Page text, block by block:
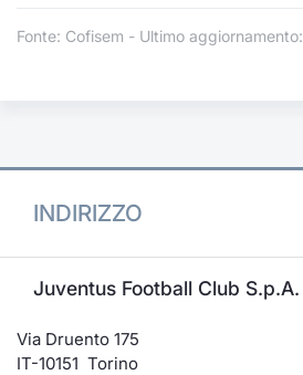
Fonte: Cofisem - Ultimo
INDIRIZZO
Juventus Football Club S.p.A.
Via Druento 175
IT-10151 Torino